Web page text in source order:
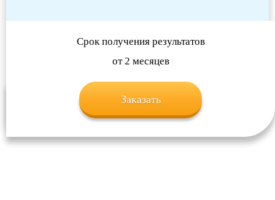
Срок получения результатов
от 2 месяцев
Заказать